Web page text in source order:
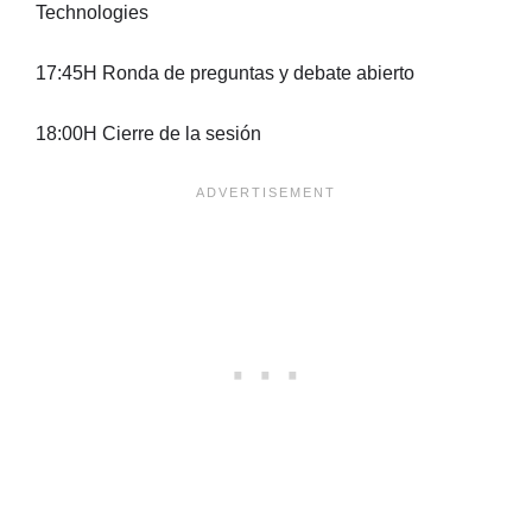
Technologies
17:45H Ronda de preguntas y debate abierto
18:00H Cierre de la sesión